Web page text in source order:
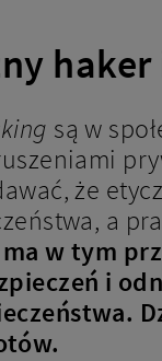
są w
że
a
w tym
i